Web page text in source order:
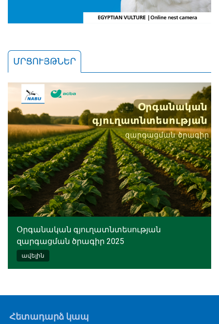
ՄՐՑՈՒՅԹՆԵՐ
Օրգանական գյուղատնտեսության
զարգացման ծրագիր 2025
ավելին
Հետադարձ կապ